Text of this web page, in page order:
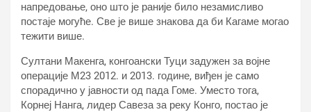
напредовање, оно што је раније било незамисливо
постаје могуће. Све је више знакова да би Кагаме могао
тежити више.
Султани Макенга, конгоански Туци задужен за војне
операције М23 2012. и 2013. године, виђен је само
спорадично у јавности од пада Гоме. Уместо тога,
Корнеј Нанга, лидер Савеза за реку Конго, постао је